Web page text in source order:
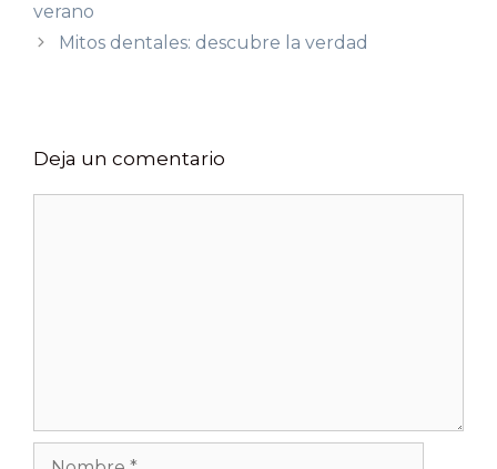
verano
Mitos dentales: descubre la verdad
Deja un comentario